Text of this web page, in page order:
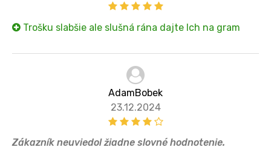
Trošku slabšie ale slušná rána dajte Ich na gram
AdamBobek
23.12.2024
Zákazník neuviedol žiadne slovné hodnotenie.